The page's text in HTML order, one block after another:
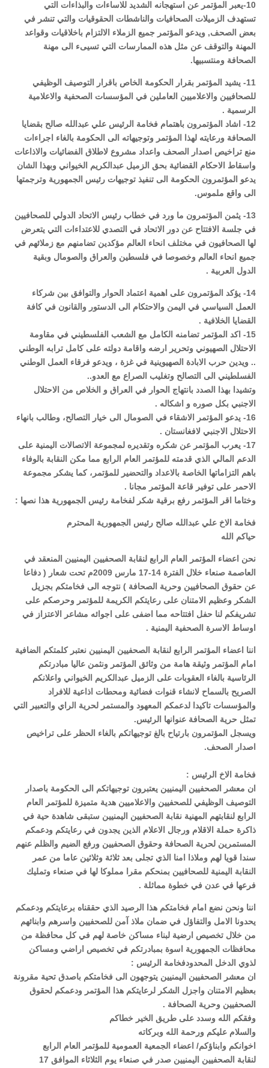
10-يعبر المؤتمر عن استهجانه الشديد للاساءات والبذاءات التي
تستهدف الزميلات الصحافيات والناشطات الحقوقيات والتي تنشر في
بعض الصحف, ويدعو المؤتمر جميع الزملاء الالتزام باخلاقيات وقواعد
المهنة والتوقف عن مثل هذه الممارسات التي تسيىء الى مهنة
الصحافة ومنتسبيها.
11- يشيد المؤتمر بقرار الحكومة الخاص باقرار التوصيف الوظيفي
للصحافيين والاعلاميين العاملين في المؤسسات الصحفية والاعلامية
الرسمية .
12- اشاد المؤتمرون باهتمام فخامة الرئيس علي عبدالله صالح بقضايا
الصحافة ورعايته لهذا المؤتمر وتوجيهاته الى الحكومة بالغاء اجراءات
منع تراخيص اصدار الصحف واعداد مشروع لاطلاق الفضائيات والاذاعات
واسقاط الاحكام القضائية بحق الزميل عبدالكريم الخيواني وبهذا الشان
يدعو المؤتمرون الحكومة الى تنفيذ توجيهات رئيس الجمهورية وترجمتها
الى واقع ملموس.
13- يثمن المؤتمرون ما ورد في خطاب رئيس الاتحاد الدولي للصحافيين
في جلسة الافتتاح عن دور الاتحاد في التصدي للاعتداءات التي يتعرض
لها الصحافيون في مختلف انحاء العالم مؤكدين تضامنهم مع زملائهم في
جميع انحاء العالم وخصوصا في فلسطين والعراق والصومال وبقية
الدول العربية .
14- يؤكد المؤتمرون على اهمية اعتماد الحوار والتوافق بين شركاء
العمل السياسي في اليمن والاحتكام الى الدستور والقانون في كافة
القضايا الخلافية .
15- اكد المؤتمر تضامنه الكامل مع الشعب الفلسطيني في مقاومة
الاحتلال الصهيوني وتحرير ارضه واقامة دولته على كامل ترابه الوطني
.. ويدين حرب الابادة الصهيوينية في غزة ، ويدعو فرقاء العمل الوطني
الفسلطيني الى التصالح وتغليب الصراع مع العدو..
وتشيدا بهذا الصدد بانتهاج الحوار في العراق و الخلاص من الاحتلال
الاجنبي بكل صوره و اشكاله .
16- يدعو المؤتمر الاشقاء في الصومال الى خيار التصالح، وطالب بانهاء
الاحتلال الاجنبي لافغانستان .
17- يعرب المؤتمر عن شكره وتقديره لمجموعة الاتصالات اليمنية على
الدعم المالي الذي قدمته للمؤتمر العام الرابع مما مكن النقابة بالوفاء
باهم التزاماتها الخاصة بالاعداد والتحضير للمؤتمر، كما يشكر مجموعة
الاحمر على توفير قاعة المؤتمر مجانا .
وختاما اقر المؤتمر رفع برقية شكر لفخامة رئيس الجمهورية هذا نصها :
فخامة الاخ علي عبدالله صالح رئيس الجمهورية المحترم
حياكم الله
نحن اعضاء المؤتمر العام الرابع لنقابة الصحفيين اليمنيين المنعقد في
العاصمة صنعاء خلال الفترة 14-17 مارس 2009م تحت شعار ( دفاعا
عن حقوق الصحافيين وحرية الصحافة ) نتوجه الى فخامتكم بجزيل
الشكر وعظيم الامتنان على رعايتكم الكريمة للمؤتمر وحرصكم على
تشريفكم لنا حفل افتتاحه مما اضفى على اجوائه مشاعر الاعتزاز في
اوساط الاسرة الصحفية اليمنية .
اننا اعضاء المؤتمر الرابع لنقابة الصحفيين اليمنيين نعتبر كلمتكم الضافية
امام المؤتمر وثيقة هامة من وثائق المؤتمر ونثمن عاليا مبادرتكم
الرئاسية بالغاء العقوبات على الزميل عبدالكريم الخيواني واعلانكم
الصريح بالسماح لانشاء قنوات فضائية ومحطات اذاعية للافراد
والمؤسسات تاكيدا لدعمكم المعهود والمستمر لحرية الراي والتعبير التي
تمثل حرية الصحافة عنوانها الرئيس.
ويسجل المؤتمرون بارتياح بالغ توجيهاتكم بالغاء الحظر على تراخيص
اصدار الصحف.
فخامة الاخ الرئيس :
ان معشر الصحفيين اليمنيين يعتبرون توجيهاتكم الى الحكومة باصدار
التوصيف الوظيفي للصحفيين والاعلاميين هدية متميزة للمؤتمر العام
الرابع لنقابتهم المهنية نقابة الصحفيين اليمنيين ستبقى شاهدة حية في
ذاكرة حملة الاقلام ورجال الاعلام الذين يجدون في رعايتكم ودعمكم
المستمرين لحرية الصحافة وحقوق الصحفيين ورفع الضيم والظلم عنهم
سندا قويا لهم وملاذا امنا الذي تجلى بعد ثلاثة وثلاثين عاما من عمر
النقابة اليمنية للصحافيين بمنحكم مقرا مملوكا لها في صنعاء وتمليك
فرعها في عدن في خطوة مماثلة .
اننا ونحن نضع امام فخامتكم هذا الرصيد الذي حققناه برعايتكم ودعمكم
يحدونا الامل والتفاؤل في ضمان ملاذ آمن للصحفيين واسرهم وابنائهم
من خلال تخصيص ارضية لبناء مساكن خاصة لهم في كل محافظة من
محافظات الجمهورية اسوة بمبادرتكم في تخصيص اراضي ومساكن
لذوي الدخل المحدودفخامة الرئيس :
ان معشر الصحفيين اليمنيين يتوجهون الى فخامتكم باصدق تحية مقرونة
بعظيم الامتنان واجزل الشكر لرعايتكم هذا المؤتمر ودعمكم لحقوق
الصحفيين وحرية الصحافة .
وفقكم الله وسدد على طريق الخير خطاكم
والسلام عليكم ورحمة الله وبركاته
اخوانكم وابناؤكم/ اعضاء الجمعية العمومية للمؤتمر العام الرابع
لنقابة الصحفيين اليمنيين صدر في صنعاء يوم الثلاثاء الموافق 17